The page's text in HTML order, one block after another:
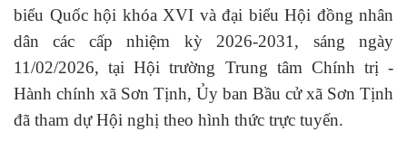
biểu Quốc hội khóa XVI và đại biểu Hội đồng nhân
dân các cấp nhiệm kỳ2026-2031, sáng ngày
11/02/2026, tại Hội trường Trung tâm Chính trị -
Hành chính xã Sơn Tịnh, Ủy ban Bầu cử xã Sơn Tịnh
đã tham dự Hội nghị theo hình thức trực tuyến.